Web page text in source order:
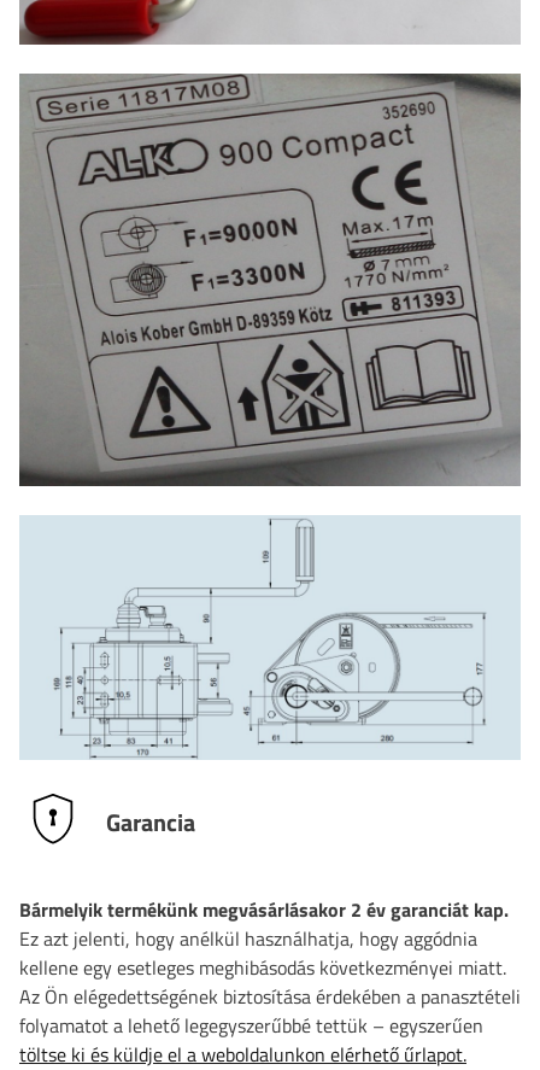
Garancia
Bármelyik termékünk megvásárlásakor 2 év garanciát kap.
Ez azt jelenti, hogy anélkül használhatja, hogy aggódnia
kellene egy esetleges meghibásodás következményei miatt.
Az Ön elégedettségének biztosítása érdekében a panasztételi
folyamatot a lehető legegyszerűbbé tettük – egyszerűen
töltse ki és küldje el a weboldalunkon elérhető űrlapot.